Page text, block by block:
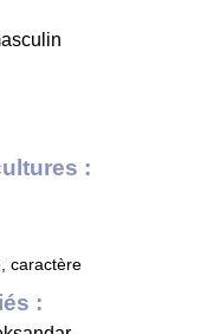
:
caractère
: